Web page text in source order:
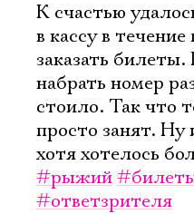
К счастью
в кассу в
заказать
набрать номер
стоило. Так что
просто занят. Ну
хотя хотелось
#рыжий
#ответзрителя